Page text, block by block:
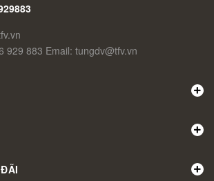
929 883 Email: tungdv@tfv.vn